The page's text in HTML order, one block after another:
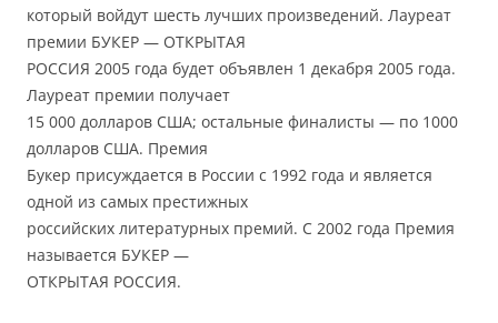
который войдут шесть лучших произведений. Лауреат
премии БУКЕР — ОТКРЫТАЯ
РОССИЯ 2005 года будет объявлен 1 декабря 2005 года.
Лауреат премии получает
15 000 долларов США; остальные финалисты — по 1000
долларов США. Премия
Букер присуждается в России с 1992 года и является
одной из самых престижных
российских литературных премий. С 2002 года Премия
называется БУКЕР —
ОТКРЫТАЯ РОССИЯ.